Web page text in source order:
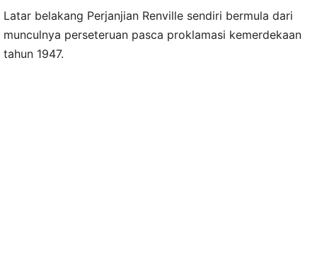
Latar belakang Perjanjian Renville sendiri bermula dari
munculnya perseteruan pasca proklamasi kemerdekaan
tahun 1947.